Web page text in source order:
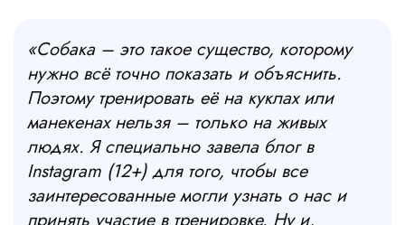
«Собака – это такое существо, которому
нужно всё точно показать и объяснить.
Поэтому тренировать её на куклах или
манекенах нельзя – только на живых
людях. Я специально завела блог в
Instagram (12+) для того, чтобы все
заинтересованные могли узнать о нас и